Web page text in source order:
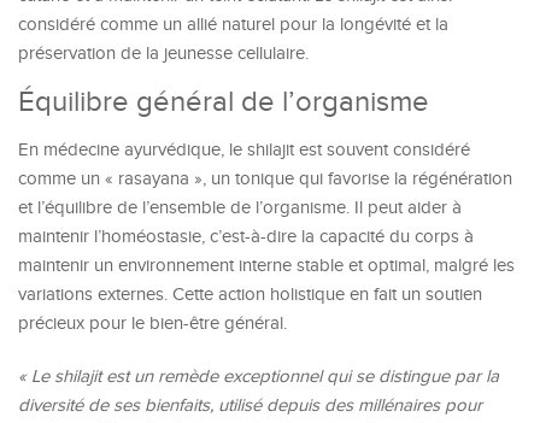
considéré comme un allié naturel pour la longévité et la
préservation de la jeunesse cellulaire.
Équilibre général de l’organisme
En médecine ayurvédique, le shilajit est souvent considéré
comme un « rasayana », un tonique qui favorise la régénération
et l’équilibre de l’ensemble de l’organisme. Il peut aider à
maintenir l’homéostasie, c’est-à-dire la capacité du corps à
maintenir un environnement interne stable et optimal, malgré les
variations externes. Cette action holistique en fait un soutien
précieux pour le bien-être général.
« Le shilajit est un remède exceptionnel qui se distingue par la
diversité de ses bienfaits, utilisé depuis des millénaires pour